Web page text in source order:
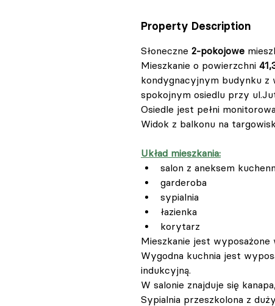
Property Description
Słoneczne 2-pokojowe
Mieszkanie o powierzchni
kondygnacyjnym budynku z
spokojnym osiedlu przy
Osiedle jest pełni
Widok z balkonu na
Układ mieszkania:
salon z aneksem
garderoba
sypialnia
łazienka
korytarz
Mieszkanie jest
Wygodna kuchnia jest
indukcyjną.
W salonie znajduje się
Sypialnia przeszkolona z